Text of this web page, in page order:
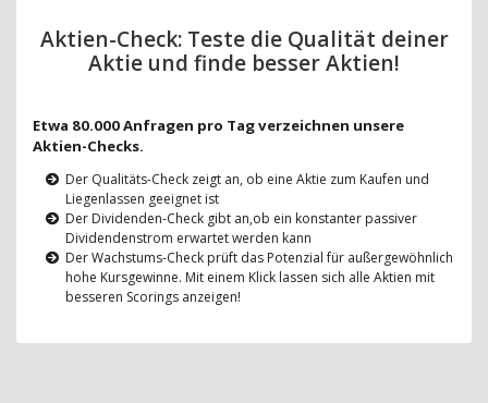
Aktien-Check: Teste die Qualität deiner
Aktie und finde besser Aktien!
Etwa 80.000 Anfragen pro Tag verzeichnen unsere
Aktien-Checks.
Der Qualitäts-Check zeigt an, ob eine Aktie zum Kaufen und
Liegenlassen geeignet ist
Der Dividenden-Check gibt an,ob ein konstanter passiver
Dividendenstrom erwartet werden kann
Der Wachstums-Check prüft das Potenzial für außergewöhnlich
hohe Kursgewinne. Mit einem Klick lassen sich alle Aktien mit
besseren Scorings anzeigen!